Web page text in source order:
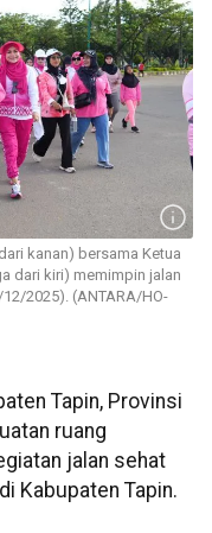
kanan) bersama Ketua
dari kiri) memimpin jalan
2025). (ANTARA/HO-
Tapin, Provinsi
ruang
jalan sehat
Kabupaten Tapin.